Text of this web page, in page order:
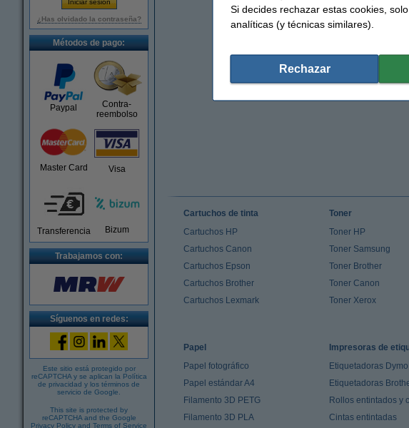
¿Has olvidado la contraseña?
Métodos de pago:
Paypal
Contra-
reembolso
Master Card Visa
Transferencia Bizum
Trabajamos con:
Síguenos en redes:
Este sitio está protegido por
reCAPTCHA y se aplican la Política
de privacidad y los términos de
servicio de Google
This site is protected by
reCAPTCHA and the Google
Privacy Policy and Terms of Service
Cartuchos de tinta
Cartuchos HP
Cartuchos Canon
Cartuchos Epson
Cartuchos Brother
Cartuchos Lexmark
Toner
Toner HP
Toner Samsung
Toner Brother
Toner Canon
Toner Xerox
Papel
Papel fotográfico
Papel estándar A4
Filamento 3D PETG
Filamento 3D PLA
Impresoras de
Etiquetadoras Dymo
Etiquetadoras
Rollos entintados y
Cintas entintadas
Si decides rechazar estas cookies,
analíticas (y técnicas similares).
Rechazar